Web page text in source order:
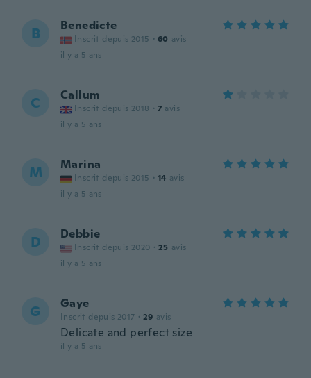
B Benedicte
Inscrit depuis 2015 · 60 avis
il y a 5 ans
C Callum
Inscrit depuis 2018 · 7 avis
il y a 5 ans
M Marina
Inscrit depuis 2015 · 14 avis
il y a 5 ans
D Debbie
Inscrit depuis 2020 · 25 avis
il y a 5 ans
G Gaye
Inscrit depuis 2017 · 29 avis
Delicate and perfect size
il y a 5 ans